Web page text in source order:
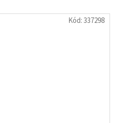
Kód:337298